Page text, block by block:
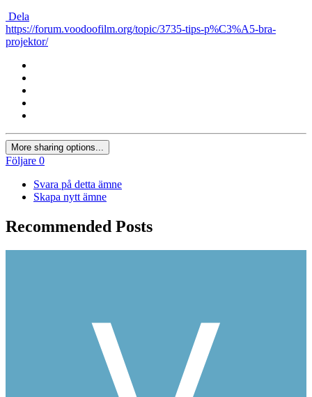
Dela
https://forum.voodoofilm.org/topic/3735-tips-p%C3%A5-bra-
projektor/
More sharing options...
Följare 0
Svara på detta ämne
Skapa nytt ämne
Recommended Posts